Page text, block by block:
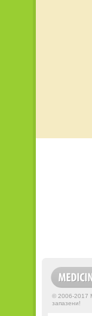
© 2006-2017
запазени!